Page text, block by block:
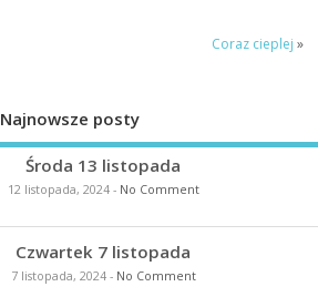
Coraz cieplej »
Najnowsze posty
Środa 13 listopada
12 listopada, 2024- No Comment
Czwartek 7 listopada
7 listopada, 2024- No Comment